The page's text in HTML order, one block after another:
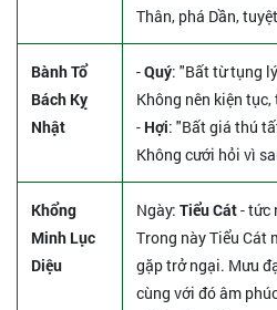
Thân, phá Dần,
Bành Tổ
Bách Kỵ
Nhật
-Quý: "Bất từ tụng
Không nên kiện
- Hợi: "Bất giá thú
Không cưới hỏi vì
Khổng
Minh Lục
Diệu
Ngày: Tiểu Cát- tức
Trong này Tiểu Cát
gặp trở ngại. Mưu
cùng với đó âm